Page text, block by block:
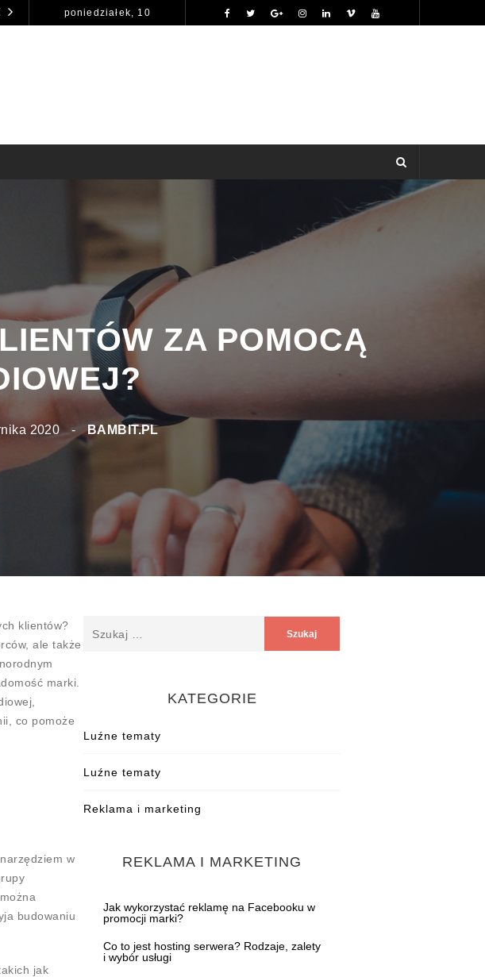
LUŹNE TEMATYponiedziałek, 10
ZA POMOCĄ
2020 BAMBIT.PL
klientów?
ale także
marki.
co pomoże
w
budowaniu
jak
KATEGORIE
Luźne tematy
Luźne tematy
Reklama i marketing
REKLAMA I MARKETING
Jak wykorzystać reklamę na Facebooku w
promocji marki?
Co to jest hosting serwera? Rodzaje, zalety
i wybór usługi